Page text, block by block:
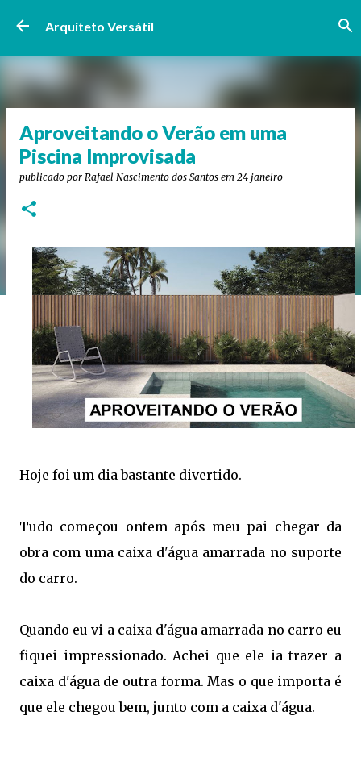
Pular para o conteúdo principal
Arquiteto Versátil
Aproveitando o Verão em uma
Piscina Improvisada
publicado por Rafael Nascimento dos Santos em 24 janeiro
Hoje foi um dia bastante divertido.
Tudo começou ontem após meu pai chegar da
obra com uma caixa d'água amarrada no suporte
do carro.
Quando eu vi a caixa d'água amarrada no carro eu
fiquei impressionado. Achei que ele ia trazer a
caixa d'água de outra forma. Mas o que importa é
que ele chegou bem, junto com a caixa d'água.